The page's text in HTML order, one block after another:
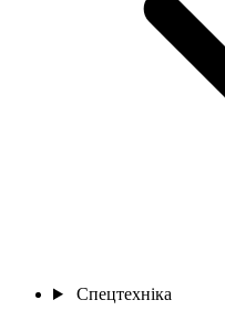
Спецтехніка